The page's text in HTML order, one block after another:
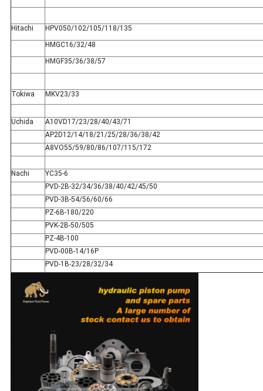
Hitachi
HPV050/102/105/118/135
HMGC16/32/48
HMGF35/36/38/57
Tokiwa MKV23/33
Uchida
A10VD17/23/28/40/43/71
AP2D12/14/18/21/25/28/36/38/42
A8VO55/59/80/86/107/115/172
Nachi
YC35-6
PVD-2B-32/34/36/38/40/42/45/50
PVD-3B-54/56/60/66
PZ-6B-180/220
PVK-2B-50/505
PZ-4B-100
PVD-00B-14/16P
PVD-1B-23/28/32/34